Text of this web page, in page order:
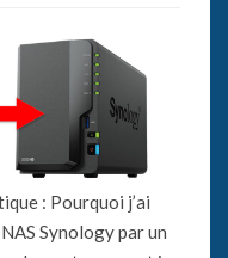
: Pourquoi j’ai
Synology par un